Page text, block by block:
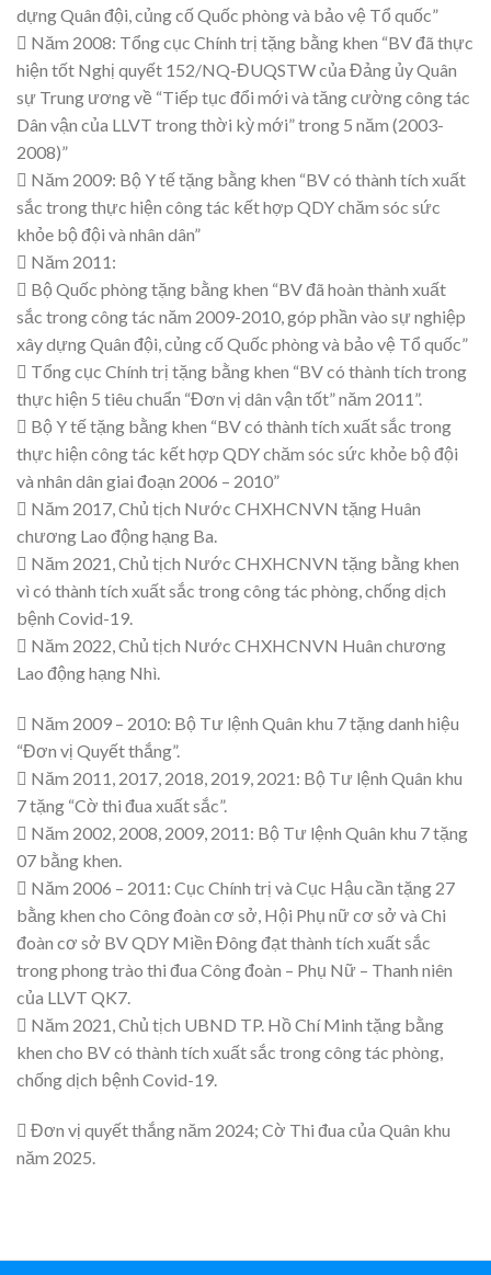
dựng Quân đội, củng cố Quốc phòng và bảo vệ Tổ quốc”
 Năm 2008: Tổng cục Chính trị tặng bằng khen “BV đã thực
hiện tốt Nghị quyết 152/NQ-ĐUQSTW của Đảng ủy Quân
sự Trung ương về “Tiếp tục đổi mới và tăng cường công tác
Dân vận của LLVT trong thời kỳ mới” trong 5 năm (2003-
2008)”
 Năm 2009: Bộ Y tế tặng bằng khen “BV có thành tích xuất
sắc trong thực hiện công tác kết hợp QDY chăm sóc sức
khỏe bộ đội và nhân dân”
 Năm 2011:
 Bộ Quốc phòng tặng bằng khen “BV đã hoàn thành xuất
sắc trong công tác năm 2009-2010, góp phần vào sự nghiệp
xây dựng Quân đội, củng cố Quốc phòng và bảo vệ Tổ quốc”
 Tổng cục Chính trị tặng bằng khen “BV có thành tích trong
thực hiện 5 tiêu chuẩn “Đơn vị dân vận tốt” năm 2011”.
 Bộ Y tế tặng bằng khen “BV có thành tích xuất sắc trong
thực hiện công tác kết hợp QDY chăm sóc sức khỏe bộ đội
và nhân dân giai đoạn 2006 – 2010”
 Năm 2017, Chủ tịch Nước CHXHCNVN tặng Huân
chương Lao động hạng Ba.
 Năm 2021, Chủ tịch Nước CHXHCNVN tặng bằng khen
vì có thành tích xuất sắc trong công tác phòng, chống dịch
bệnh Covid-19.
 Năm 2022, Chủ tịch Nước CHXHCNVN Huân chương
Lao động hạng Nhì.
 Năm 2009 – 2010: Bộ Tư lệnh Quân khu 7 tặng danh hiệu
“Đơn vị Quyết thắng”.
 Năm 2011, 2017, 2018, 2019, 2021: Bộ Tư lệnh Quân khu
7 tặng “Cờ thi đua xuất sắc”.
 Năm 2002, 2008, 2009, 2011: Bộ Tư lệnh Quân khu 7 tặng
07 bằng khen.
 Năm 2006 – 2011: Cục Chính trị và Cục Hậu cần tặng 27
bằng khen cho Công đoàn cơ sở, Hội Phụ nữ cơ sở và Chi
đoàn cơ sở BV QDY Miền Đông đạt thành tích xuất sắc
trong phong trào thi đua Công đoàn – Phụ Nữ – Thanh niên
của LLVT QK7.
 Năm 2021, Chủ tịch UBND TP. Hồ Chí Minh tặng bằng
khen cho BV có thành tích xuất sắc trong công tác phòng,
chống dịch bệnh Covid-19.
 Đơn vị quyết thắng năm 2024; Cờ Thi đua của Quân khu
năm 2025.